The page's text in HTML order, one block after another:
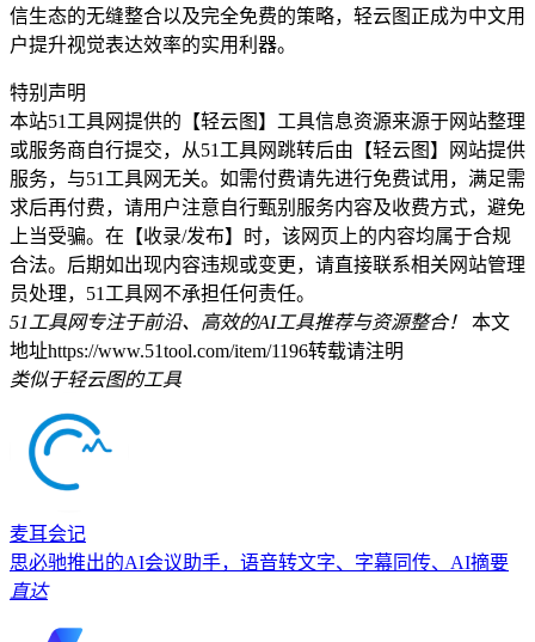
信生态的无缝整合以及完全免费的策略，轻云图正成为中文用
户提升视觉表达效率的实用利器。
特别声明
本站51工具网提供的【轻云图】工具信息资源来源于网站整理
或服务商自行提交，从51工具网跳转后由【轻云图】网站提供
服务，与51工具网无关。如需付费请先进行免费试用，满足需
求后再付费，请用户注意自行甄别服务内容及收费方式，避免
上当受骗。在【收录/发布】时，该网页上的内容均属于合规
合法。后期如出现内容违规或变更，请直接联系相关网站管理
员处理，51工具网不承担任何责任。
51工具网专注于前沿、高效的AI工具推荐与资源整合！
本文
地址https://www.51tool.com/item/1196转载请注明
类似于轻云图的工具
麦耳会记
思必驰推出的AI会议助手，语音转文字、字幕同传、AI摘要
直达